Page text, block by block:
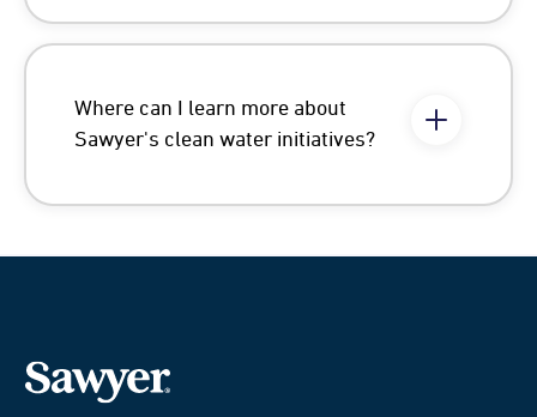
Where can I learn more about
Sawyer's clean water initiatives?